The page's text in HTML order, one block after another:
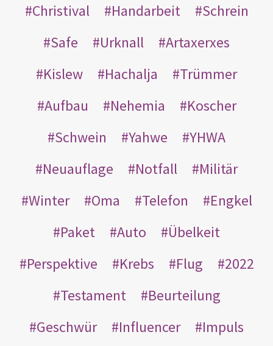
Christival Handarbeit
Schrein
Safe
Urknall
Artaxerxes
Kislew
Hachalja
Trümmer
Aufbau
Nehemia
Koscher
Schwein
Yahwe
YHWA
Neuauflage
Notfall
Militär
Winter
Oma Telefon
Engkel
Paket
Auto
Übelkeit
Perspektive
Krebs Flug
2022
Testament
Beurteilung
Geschwür
Influencer
Impuls